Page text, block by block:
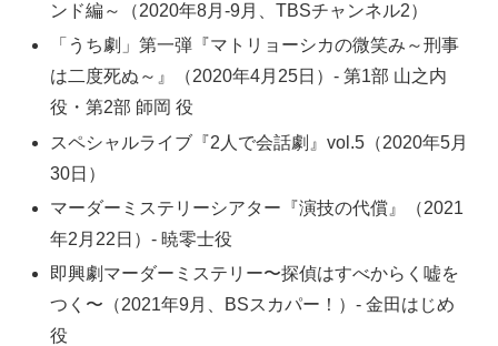
ンド編～（2020年8月-9月、TBSチャンネル2）
「うち劇」第一弾『マトリョーシカの微笑み～刑事
は二度死ぬ～』（2020年4月25日）- 第1部 山之内
役・第2部 師岡 役
スペシャルライブ『2人で会話劇』vol.5（2020年5月
30日）
マーダーミステリーシアター『演技の代償』（2021
年2月22日）- 暁零士役
即興劇マーダーミステリー〜探偵はすべからく嘘を
つく〜（2021年9月、BSスカパー！）- 金田はじめ
役